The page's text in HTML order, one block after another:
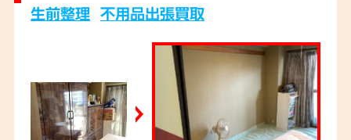
生前整理 不用品出張買取